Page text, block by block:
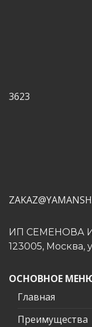
3623
ИП СЕМЕНОВА
123005, Москва,
ОСНОВНОЕ
Главная
Преимущества